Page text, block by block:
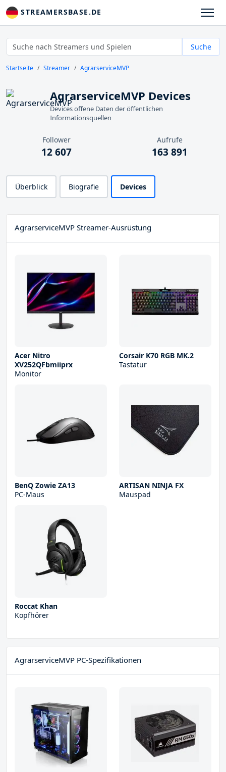
STREAMERSBASE.DE
Suche
Startseite Streamer AgrarserviceMVP
AgrarserviceMVP Devices
Devices offene Daten der öffentlichen
Informationsquellen
Follower
12 607
Aufrufe
163 891
Überblick Biografie Devices
AgrarserviceMVP Streamer-Ausrüstung
Acer Nitro
XV252QFbmiiprx
Monitor
Corsair K70 RGB MK.2
Tastatur
BenQ Zowie ZA13
PC-Maus
ARTISAN NINJA FX
Mauspad
Roccat Khan
Kopfhörer
AgrarserviceMVP PC-Spezifikationen